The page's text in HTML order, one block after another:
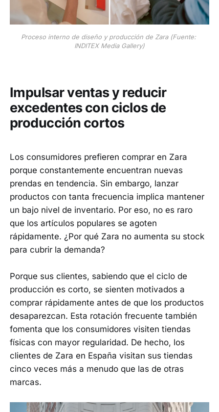
Proceso interno de diseño y producción de Zara (Fuente:
INDITEX Media Gallery)
Impulsar ventas y reducir
excedentes con ciclos de
producción cortos
Los consumidores prefieren comprar en Zara
porque constantemente encuentran nuevas
prendas en tendencia. Sin embargo, lanzar
productos con tanta frecuencia implica mantener
un bajo nivel de inventario. Por eso, no es raro
que los artículos populares se agoten
rápidamente. ¿Por qué Zara no aumenta su stock
para cubrir la demanda?
Porque sus clientes, sabiendo que el ciclo de
producción es corto, se sienten motivados a
comprar rápidamente antes de que los productos
desaparezcan. Esta rotación frecuente también
fomenta que los consumidores visiten tiendas
físicas con mayor regularidad. De hecho, los
clientes de Zara en España visitan sus tiendas
cinco veces más a menudo que las de otras
marcas.